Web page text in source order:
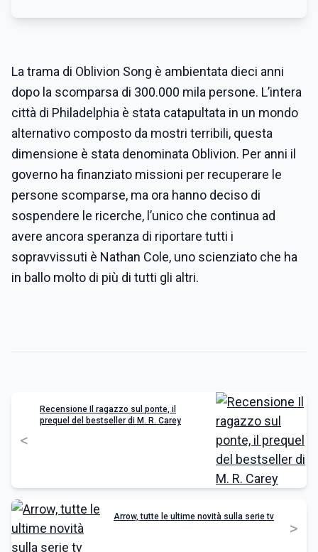
La trama di Oblivion Song è ambientata dieci anni
dopo la scomparsa di 300.000 mila persone. L’intera
città di Philadelphia è stata catapultata in un mondo
alternativo composto da mostri terribili, questa
dimensione è stata denominata Oblivion. Per anni il
governo ha finanziato missioni per recuperare le
persone scomparse, ma ora hanno deciso di
sospendere le ricerche, l’unico che continua ad
avere ancora speranza di riportare tutti i
sopravvissuti è Nathan Cole, uno scienziato che ha
in ballo molto di più di tutti gli altri.
<
Recensione Il ragazzo sul ponte, il
prequel del bestseller di M. R. Carey
Arrow, tutte le ultime novità sulla serie tv
>